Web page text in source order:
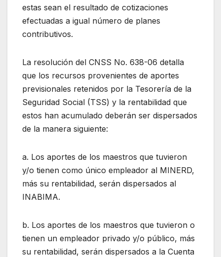
estas sean el resultado de cotizaciones
efectuadas a igual número de planes
contributivos.
La resolución del CNSS No. 638-06 detalla
que los recursos provenientes de aportes
previsionales retenidos por la Tesorería de la
Seguridad Social (TSS) y la rentabilidad que
estos han acumulado deberán ser dispersados
de la manera siguiente:
a. Los aportes de los maestros que tuvieron
y/o tienen como único empleador al MINERD,
más su rentabilidad, serán dispersados al
INABIMA.
b. Los aportes de los maestros que tuvieron o
tienen un empleador privado y/o público, más
su rentabilidad, serán dispersados a la Cuenta